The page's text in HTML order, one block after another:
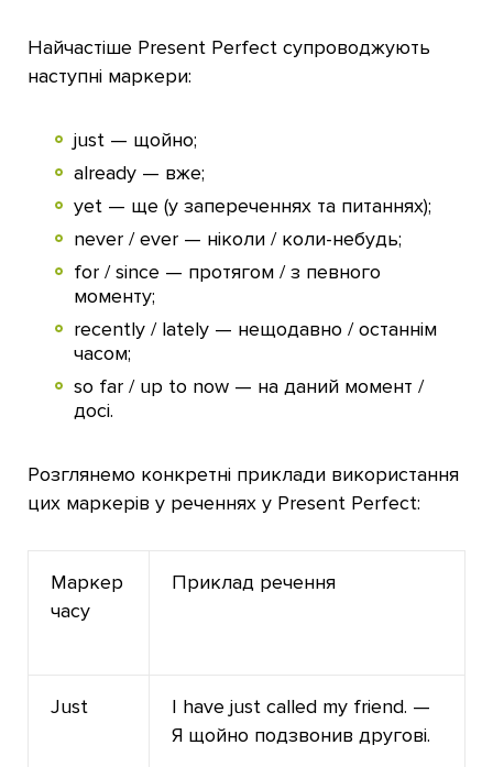
Найчастіше Present Perfect супроводжують
наступні маркери:
just — щойно;
already — вже;
yet — ще (у запереченнях та питаннях);
never / ever — ніколи / коли-небудь;
for / since — протягом / з певного
моменту;
recently / lately — нещодавно / останнім
часом;
so far / up to now — на даний момент /
досі.
Розглянемо конкретні приклади використання
цих маркерів у реченнях у Present Perfect:
Маркер
часу
Приклад речення
Just
I have just called my friend. —
Я щойно подзвонив другові.